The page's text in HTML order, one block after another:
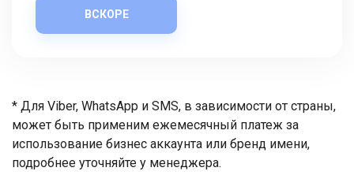
ВСКОРЕ
* Для Viber, WhatsApp и SMS, в зависимости от страны,
может быть применим ежемесячный платеж за
использование бизнес аккаунта или бренд имени,
подробнее уточняйте у менеджера.